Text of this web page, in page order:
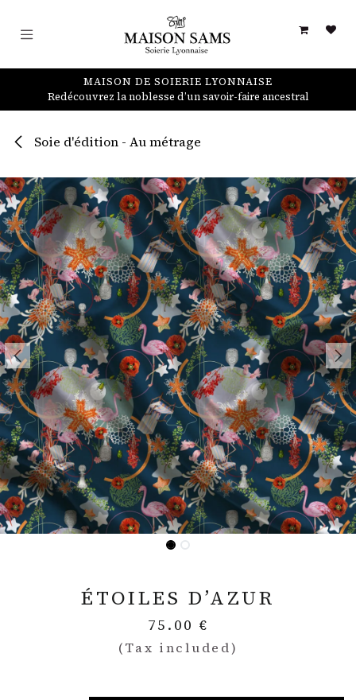
MAISON DE SOIERIE LYONNAISE
Redécouvrez la noblesse d’un savoir-faire ancestral
Soie d'édition - Au métrage
ÉTOILES D’AZUR
75.00 €
(Tax included)